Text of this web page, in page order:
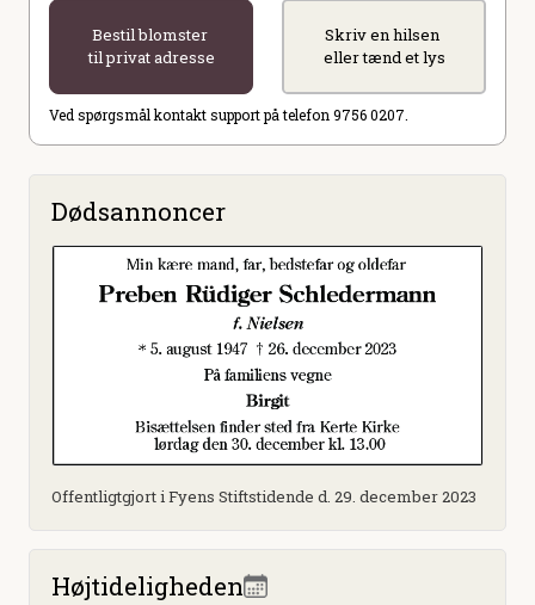
Bestil blomster
til privat adresse
Skriv en hilsen
eller tænd et lys
Ved spørgsmål kontakt support på telefon 9756 0207.
Dødsannoncer
Offentligtgjort i Fyens Stiftstidende d. 29. december 2023
Højtideligheden